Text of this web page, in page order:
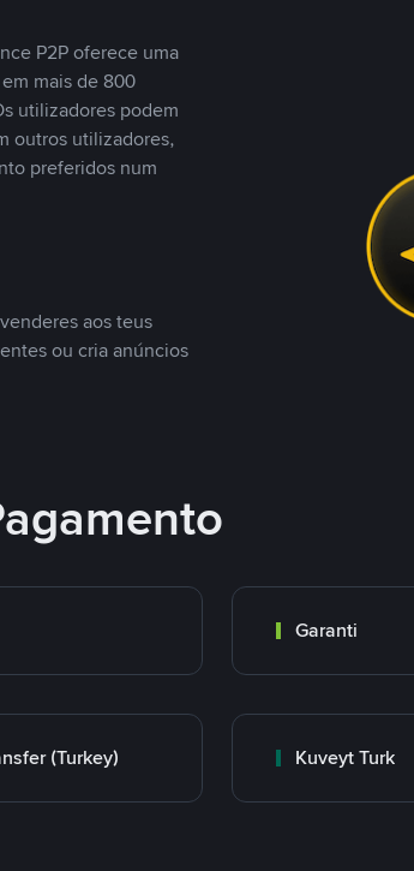
P2P oferece uma
mais de 800
utilizadores podem
outros utilizadores,
preferidos num
aos teus
ou cria anúncios
Garanti
(Turkey) Kuveyt Turk